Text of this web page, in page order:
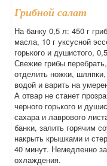
Грибной салат
На банку 0,5 л: 450 г
масла, 10 г уксусной
горького и душистого,
Свежие грибы
отделить ножки,
водой и варить на
А отвар не станет
черного горького и
сахара и лаврового
банки, залить горячим
накрыть крышками и
40 минут. Немедленно
охлаждения.